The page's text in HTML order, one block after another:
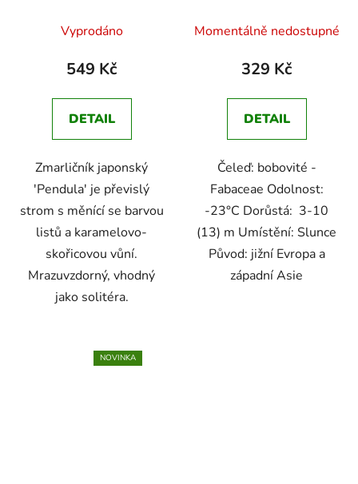
japonicum převislý
strom s vonnými listy a
pestrým podzimním
zbarvením
hodnocení
produktu
5,0
z
hvězdiček.
Vyprodáno
549 Kč
DETAIL
Zmarličník japonský
'Pendula' je převislý
strom s měnící se barvou
listů a karamelovo-
skořicovou vůní.
Mrazuvzdorný, vhodný
jako solitéra.
hodnocení
produktu
4,8
z
hvězdiček.
Momentálně nedostupné
329 Kč
DETAIL
Čeleď: bobovité -
Fabaceae Odolnost:
-23°C Dorůstá: 3-10
(13) m Umístění: Slunce
Původ: jižní Evropa a
západní Asie
NOVINKA